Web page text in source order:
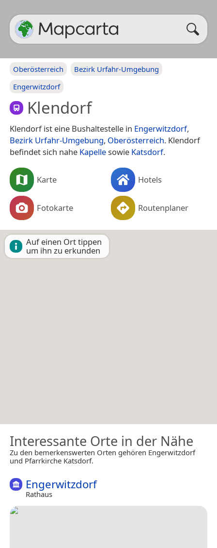
Oberösterreich
Bezirk Urfahr-Umgebung
Engerwitzdorf
Klendorf
Klendorf ist eine Bushaltestelle in Engerwitzdorf,
Bezirk Urfahr-Umgebung, Oberösterreich. Klendorf
befindet sich nahe Kapellesowie Katsdorf.
Karte Hotels
Fotokarte Routenplaner
Auf einen Ort tippen
um ihn zu erkunden
Interessante Orte in der Nähe
Zu den bemerkenswerten Orten gehören Engerwitzdorf
und Pfarrkirche Katsdorf.
Engerwitzdorf
Rathaus